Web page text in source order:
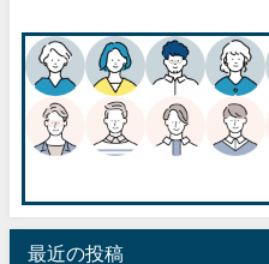
最近の投稿